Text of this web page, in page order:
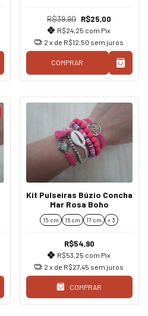
R$39,90 R$25,00
R$24,25 com Pix
2 x de R$12,50 sem juros
COMPRAR
Kit Pulseiras Búzio Concha
Mar Rosa Boho
15 cm 16 cm 17 cm + 3
R$54,90
R$53,25 com Pix
2 x de R$27,45 sem juros
COMPRAR